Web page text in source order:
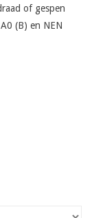
of gespen
(B) en NEN